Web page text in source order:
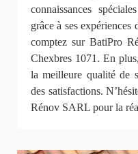
connaissances
grâce à ses expériences
comptez sur BatiPro
Chexbres 1071. En
la meilleure qualité de
des satisfactions.
Rénov SARL pour la